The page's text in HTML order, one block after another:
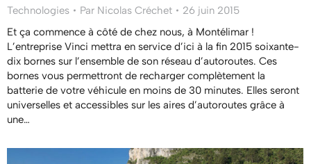
Technologies Par Nicolas Créchet
26 juin 2015
Et ça commence à côté de chez nous, à Montélimar !
L’entreprise Vinci mettra en service d’ici à la fin 2015 soixante-
dix bornes sur l’ensemble de son réseau d’autoroutes. Ces
bornes vous permettront de recharger complètement la
batterie de votre véhicule en moins de 30 minutes. Elles seront
universelles et accessibles sur les aires d’autoroutes grâce à
une…